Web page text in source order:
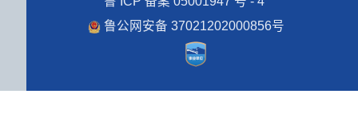
鲁公网安备 37021202000856号